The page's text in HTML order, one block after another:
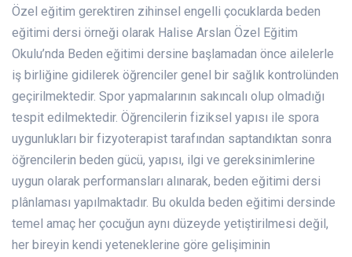
Özel eğitim gerektiren zihinsel engelli çocuklarda beden
eğitimi dersi örneği olarak Halise Arslan Özel Eğitim
Okulu’nda Beden eğitimi dersine başlamadan önce ailelerle
iş birliğine gidilerek öğrenciler genel bir sağlık kontrolünden
geçirilmektedir. Spor yapmalarının sakıncalı olup olmadığı
tespit edilmektedir. Öğrencilerin fiziksel yapısı ile spora
uygunlukları bir fizyoterapist tarafından saptandıktan sonra
öğrencilerin beden gücü, yapısı, ilgi ve gereksinimlerine
uygun olarak performansları alınarak, beden eğitimi dersi
plânlaması yapılmaktadır. Bu okulda beden eğitimi dersinde
temel amaç her çocuğun aynı düzeyde yetiştirilmesi değil,
her bireyin kendi yeteneklerine göre gelişiminin